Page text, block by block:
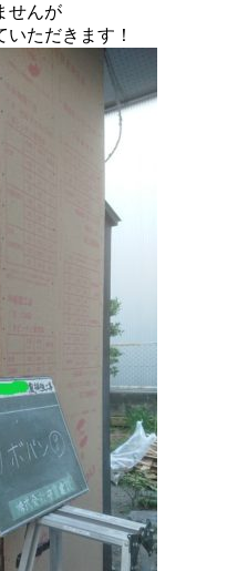
せんが
ただきます！